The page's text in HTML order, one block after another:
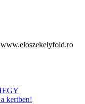
kertben!